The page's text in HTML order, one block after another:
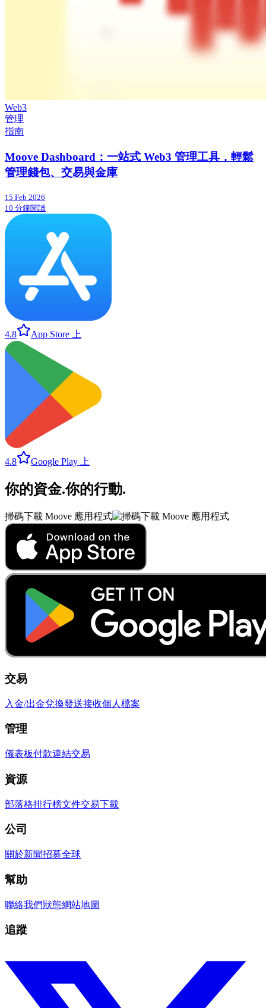
Web3
管理
指南
Moove Dashboard：一站式 Web3 管理工具，輕鬆
管理錢包、交易與金庫
15 Feb 2026
10 分鐘閱讀
4.8 App Store 上
4.8 Google Play 上
你的資金.你的行動.
掃碼下載 Moove 應用程式
交易
入金/出金兌換發送接收個人檔案
管理
儀表板付款連結交易
資源
部落格排行榜文件交易下載
公司
關於新聞招募全球
幫助
聯絡我們狀態網站地圖
追蹤